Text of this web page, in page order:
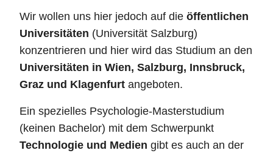
Wir wollen uns hier jedoch auf die öffentlichen
Universitäten (Universität Salzburg)
konzentrieren und hier wird das Studium an den
Universitäten in Wien, Salzburg, Innsbruck,
Graz und Klagenfurt angeboten.
Ein spezielles Psychologie-Masterstudium
(keinen Bachelor) mit dem Schwerpunkt
Technologie und Medien gibt es auch an der